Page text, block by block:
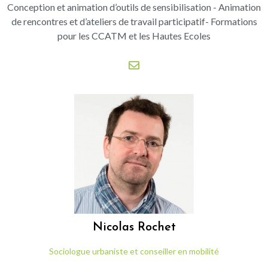
Conception et animation d’outils de sensibilisation - Animation
de rencontres et d’ateliers de travail participatif- Formations
pour les CCATM et les Hautes Ecoles
Nicolas Rochet
Sociologue urbaniste et conseiller en mobilité